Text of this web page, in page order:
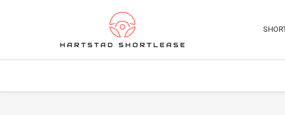
4.5 / 5.0
10+ jaar ervaring in shortlease – Betrouwbaar & flexibel!